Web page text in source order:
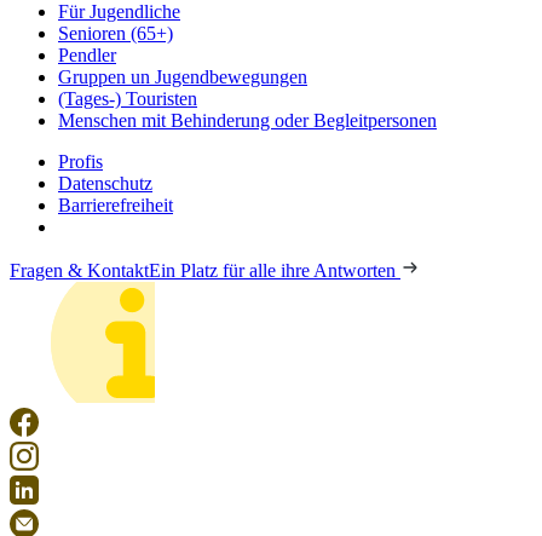
Für Jugendliche
Senioren (65+)
Pendler
Gruppen un Jugendbewegungen
(Tages-) Touristen
Menschen mit Behinderung oder Begleitpersonen
Profis
Datenschutz
Barrierefreiheit
Fragen & KontaktEin Platz für alle ihre Antworten